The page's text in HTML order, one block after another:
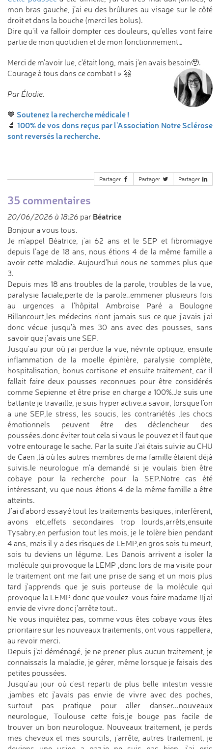
mon bras gauche, j’ai eu des brûlures au visage sur le côté
droit et dans la bouche (merci les bolus).
Dire qu'il va falloir dompter ces douleurs, qu'elles vont faire
partie de mon quotidien et de mon fonctionnement…
Merci de m'avoir lue, c'était long, mais j'en avais besoin🥹.
Courage à tous dans ce combat ! » 🤗
Par Élodie.
🧡 Soutenez la recherche médicale !
🔬 100% de vos dons reçus par l'Association Notre Sclérose
sont reversés la recherche.
Partager Partager Partager
35 commentaires
20/06/2026 à 18:26 par Béatrice
Bonjour a vous tous.
Je m’appel Béatrice, j'ai 62 ans et le SEP et fibromiagye
depuis l’age de 18 ans, nous étions 4 de la même famille a
avoir cette maladie. Aujourd'hui nous ne sommes plus que
3.
Depuis mes 18 ans troubles de la parole, troubles de la vue,
paralysie faciale,perte de la parole..emmener plusieurs fois
au urgences a l'hôpital Ambroise Paré a Boulogne
Billancourt,les médecins n'ont jamais sus ce que j'avais j'ai
donc vécue jusqu'à mes 30 ans avec des pousses, sans
savoir que j'avais une SEP.
Jusqu'au jour où j'ai perdue la vue, névrite optique, ensuite
inflammation de la moelle épinière, paralysie complète,
hospitalisation, bonus cortisone et ensuite traitement, car il
fallait faire deux pousses reconnues pour être considérés
comme Sepienne et être prise en charge a 100%.Je suis une
battante je travaille, je suis hyper active.a savoir, lorsque l'on
a une SEP,le stress, les soucis, les contrariétés ,les chocs
émotionnels peuvent être des déclencheur des
poussées.donc éviter tout cela si vous le pouvez et il faut que
votre entourage le sache. Par la suite J'ai étais suivie au CHU
de Caen ,là où les autres membres de ma famille étaient déjà
suivis.le neurologue m'a demandé si je voulais bien être
cobaye pour la recherche pour la SEP.Notre cas été
intéressant, vu que nous étions 4 de la même famille a être
atteints.
J'ai d'abord essayé tout les traitements basiques, interfèrent,
avons etc,effets secondaires trop lourds,arrêts,ensuite
Tysabry,en perfusion tout les mois, je le tolère bien pendant
4 ans, mais il y a des risques de LEMP,en gros sois tu meurt,
sois tu deviens un légume. Les Danois arrivent a isoler la
molécule qui provoque la LEMP ,donc lors de ma visite pour
le traitement ont me fait une prise de sang et un mois plus
tard j'apprends que je suis porteuse de la molécule qui
provoque la LEMP donc que voulez-vous faire madame !!j'ai
envie de vivre donc j'arrête tout..
Ne vous inquiétez pas, comme vous êtes cobaye vous êtes
prioritaire sur les nouveaux traitements, ont vous rappellera,
au revoir merci.
Depuis j'ai déménagé, je ne prener plus aucun traitement, je
connaissais la maladie, je gérer, même lorsque je faisais des
petites poussées.
Jusqu'au jour où c'est reparti de plus belle intestin vessie
,jambes etc j'avais pas envie de vivre avec des poches,
surtout pas pratique pour aller danser...nouveaux
neurologue, Toulouse cette fois,je bouge pas facile de
trouver un bon neurologue. Nouveaux traitement, je perds
mes cheveux et mes sourcils, j'arrête, autres traitement, je